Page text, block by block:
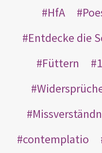
HfA
Entdecke die
Füttern
contemplatio